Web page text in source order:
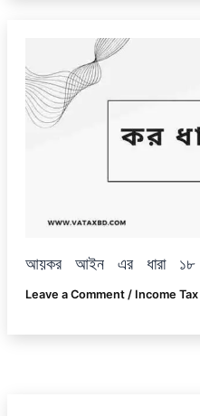
আয়কর আইন এর ধারা ১৮
Leave a Comment / Income Tax